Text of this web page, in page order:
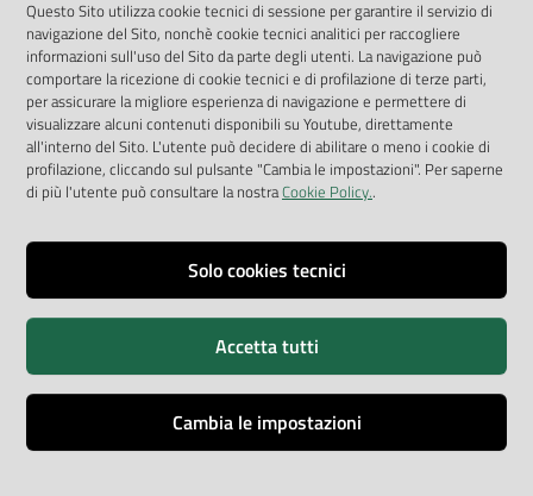
App Arpav
Rapporti regionali annuali
Le Infografiche
Dispenser dati
Vai alla pagina
Privacy
Accessibilità
Credits
Questo Sito utilizza cookie tecnici di sessione per garantire il servizio di
navigazione del Sito, nonchè cookie tecnici analitici per raccogliere
informazioni sull'uso del Sito da parte degli utenti. La navigazione può
comportare la ricezione di cookie tecnici e di profilazione di terze parti,
per assicurare la migliore esperienza di navigazione e permettere di
visualizzare alcuni contenuti disponibili su Youtube, direttamente
all'interno del Sito. L'utente può decidere di abilitare o meno i cookie di
profilazione, cliccando sul pulsante "Cambia le impostazioni". Per saperne
di più l'utente può consultare la nostraCookie Policy..
Solo cookies tecnici
Accetta tutti
Cambia le impostazioni